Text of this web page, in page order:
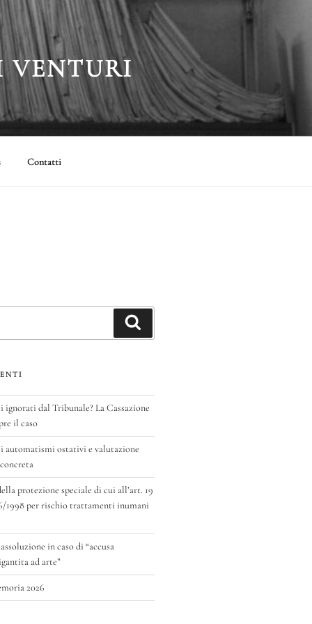
VENTURI
Contatti
dal Tribunale? La Cassazione
il caso
automatismi ostativi e valutazione
protezione speciale di cui all’art. 19
1998 per rischio trattamenti inumani
in caso di “accusa
ad arte”
2026